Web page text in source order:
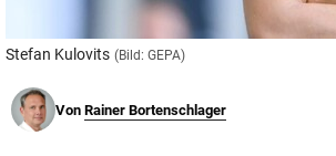
Stefan Kulovits (Bild: GEPA)
Von Rainer Bortenschlager